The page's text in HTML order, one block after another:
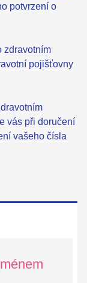
potvrzení o
zdravotním
pojišťovny
vás při doručení
vašeho čísla